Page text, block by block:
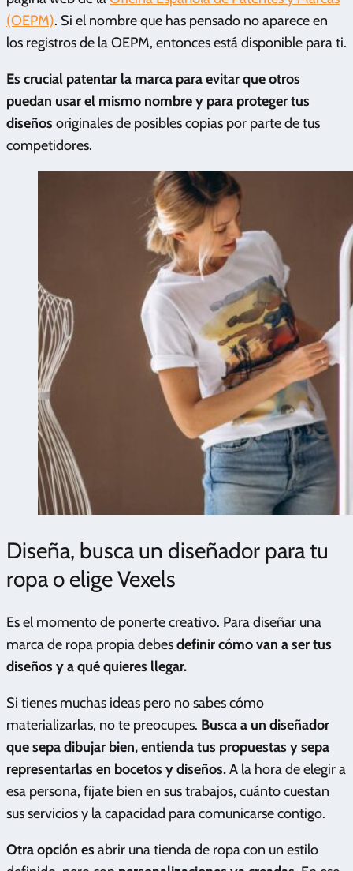
(OEPM). Si el nombre que has pensado no aparece en
los registros de la OEPM, entonces está disponible para ti.
Es crucial patentar la marca para evitar que otros
puedan usar el mismo nombre y para proteger tus
diseños originales de posibles copias por parte de tus
competidores.
Diseña, busca un diseñador para tu
ropa o elige Vexels
Es el momento de ponerte creativo. Para diseñar una
marca de ropa propia debesdefinir cómo van a ser tus
diseños y a qué quieres llegar.
Si tienes muchas ideas pero no sabes cómo
materializarlas, no te preocupes. Busca a un diseñador
que sepa dibujar bien, entienda tus propuestas y sepa
representarlas en bocetos y diseños.A la hora de elegir a
esa persona, fíjate bien en sus trabajos, cuánto cuestan
sus servicios y la capacidad para comunicarse contigo.
Otra opción es abrir una tienda de ropa con un estilo